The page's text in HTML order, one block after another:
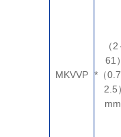
MKVVP
（ 2
61 ）
* （
2.5 ）